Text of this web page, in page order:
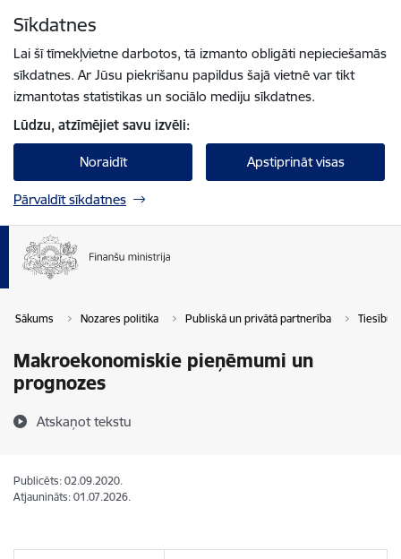
Sīkdatnes
Lai šī tīmekļvietne darbotos, tā izmanto obligāti nepieciešamās
sīkdatnes. Ar Jūsu piekrišanu papildus šajā vietnē var tikt
izmantotas statistikas un sociālo mediju sīkdatnes.
Lūdzu, atzīmējiet savu izvēli:
Noraidīt Apstiprināt visas
Pārvaldīt sīkdatnes
Sākums Nozares politika Publiskā un privātā partnerība Tiesību
Makroekonomiskie pieņēmumi un
prognozes
Atskaņot tekstu
Publicēts: 02.09.2020.
Atjaunināts: 01.07.2026.